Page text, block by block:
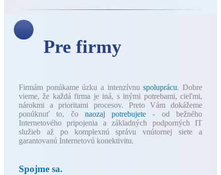
Pre firmy
Firmám ponúkame úzku a intenzívnuspoluprácu. Dobre
vieme, že každá firma je iná, s inými potrebami, cieľmi,
nárokmi a prioritami procesov. Preto Vám dokážeme
ponúknuť to, čo naozaj potrebujete - od bežného
Internetového pripojenia a základných podporných IT
služieb až po komplexnú správu vnútornej siete a
garantovanú Internetovú konektivitu.
Spojme sa.